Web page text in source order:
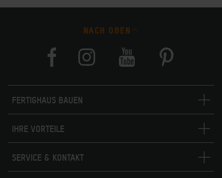
NACH OBEN
FERTIGHAUS BAUEN
IHRE VORTEILE
SERVICE & KONTAKT